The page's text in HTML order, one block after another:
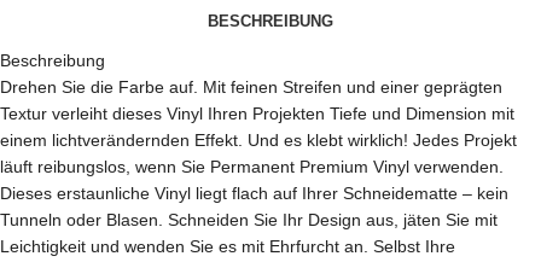
BESCHREIBUNG
Beschreibung
Drehen Sie die Farbe auf. Mit feinen Streifen und einer geprägten
Textur verleiht dieses Vinyl Ihren Projekten Tiefe und Dimension mit
einem lichtverändernden Effekt. Und es klebt wirklich! Jedes Projekt
läuft reibungslos, wenn Sie Permanent Premium Vinyl verwenden.
Dieses erstaunliche Vinyl liegt flach auf Ihrer Schneidematte – kein
Tunneln oder Blasen. Schneiden Sie Ihr Design aus, jäten Sie mit
Leichtigkeit und wenden Sie es mit Ehrfurcht an. Selbst Ihre